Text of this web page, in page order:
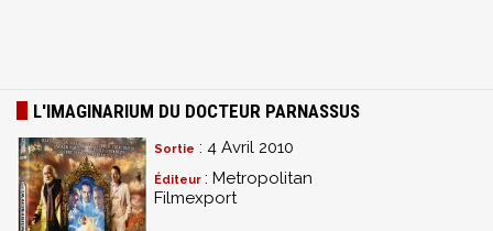
L'IMAGINARIUM DU DOCTEUR PARNASSUS
Sortie : 4 Avril 2010
Éditeur : Metropolitan
Filmexport